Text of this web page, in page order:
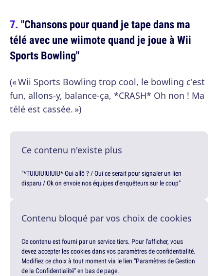
"Chansons pour quand je tape dans ma
télé avec une wiimote quand je joue à Wii
Sports Bowling"
(« Wii Sports Bowling trop cool, le bowling c'est
fun, allons-y, balance-ça, *CRASH* Oh non ! Ma
télé est cassée. »)
Ce contenu n'existe plus
"*TUIUIUIUIUIU* Oui allô ? / Oui ce serait pour signaler un lien
disparu / Ok on envoie nos équipes d'enquêteurs sur le coup"
Contenu bloqué par vos choix de cookies
Ce contenu est fourni par un service tiers. Pour l'afficher, vous
devez accepter les cookies dans vos paramètres de confidentialité.
Modifiez ce choix à tout moment via le lien "Paramètres de Gestion
de la Confidentialité" en bas de page.